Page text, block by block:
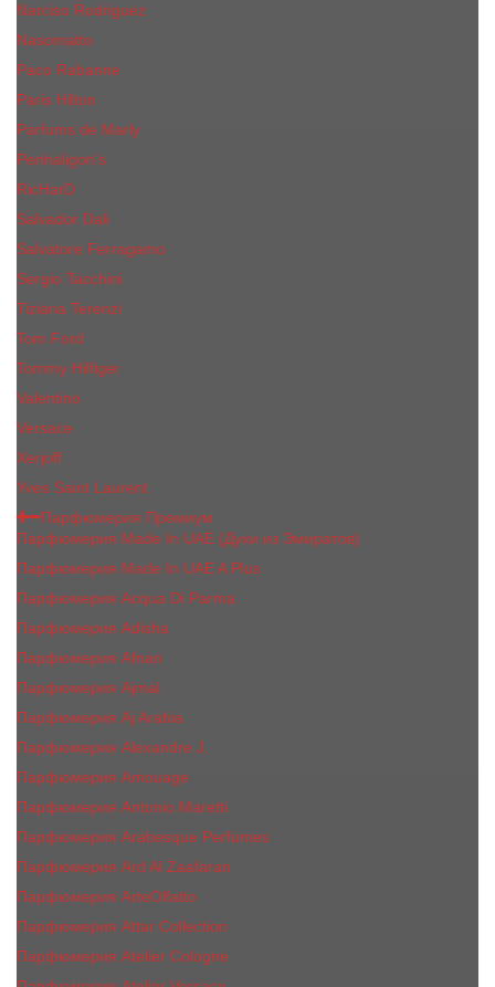
Narciso Rodriguez
Nasomatto
Paco Rabanne
Paris Hilton
Parfums de Marly
Penhaligon​'s
RicHarD
Salvador Dali
Salvatore Ferragamo
Sergio Tacchini
Tiziana Terenzi
Tom Ford
Tommy Hilfiger
Valentino
Versace
Xerjoff
Yves Saint Laurent
Парфюмерия Премиум
Парфюмерия Made In UAE (Духи из Эмиратов)
Парфюмерия Made In UAE A Plus
Парфюмерия Acqua Di Parma
Парфюмерия Adisha
Парфюмерия Afnan
Парфюмерия Ajmal
Парфюмерия Aj Arabia
Парфюмерия Alexandre J.
Парфюмерия Amouage
Парфюмерия Antonio Maretti
Парфюмерия Arabesque Perfumes
Парфюмерия Ard Al Zaafaran
Парфюмерия ArteOlfatto
Парфюмерия Attar Collection
Парфюмерия Atelier Cologne